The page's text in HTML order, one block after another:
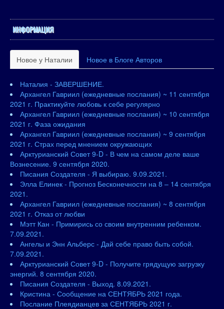
ИНФОРМАЦИЯ
Новое у Наталии Новое в Блоге Авторов
Наталия - ЗАВЕРШЕНИЕ.
Архангел Гавриил (ежедневные послания) ~ 11 сентября
2021 г. Практикуйте любовь к себе регулярно
Архангел Гавриил (ежедневные послания) ~ 10 сентября
2021 г. Фаза ожидания
Архангел Гавриил (ежедневные послания) ~ 9 сентября
2021 г. Страх перед мнением окружающих
Арктурианский Совет 9-D - В чем на самом деле ваше
Вознесение. 9 сентября 2020.
Писания Создателя - Я выбираю. 9.09.2021.
Элла Елинек - Прогноз Бесконечности на 8 – 14 сентября
2021.
Архангел Гавриил (ежедневные послания) ~ 8 сентября
2021 г. Отказ от любви
Мэтт Кан - Примирись со своим внутренним ребенком.
7.09.2021.
Ангелы и Энн Альберс - Дай себе право быть собой.
7.09.2021.
Арктурианский Совет 9-D - Получите грядущую загрузку
энергий. 8 сентября 2020.
Писания Создателя - Выход. 8.09.2021.
Кристина - Сообщение на СЕНТЯБРЬ 2021 года.
Послание Плеядианцев за СЕНТЯБРЬ 2021 г.